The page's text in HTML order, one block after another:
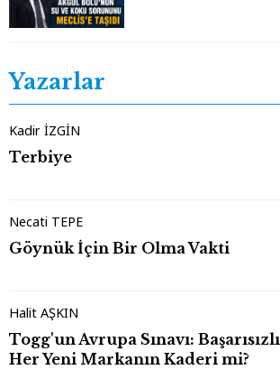
Yazarlar
Kadir İZGİN
Terbiye
Necati TEPE
Göynük İçin Bir Olma Vakti
Halit AŞKIN
Togg'un Avrupa Sınavı: Başarısızlık mı,
Her Yeni Markanın Kaderi mi?